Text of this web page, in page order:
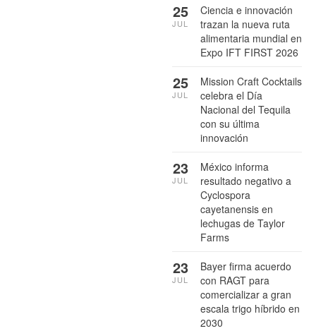
Ciencia e innovación
trazan la nueva ruta
alimentaria mundial en
Expo IFT FIRST 2026
25
JUL
Mission Craft Cocktails
celebra el Día
Nacional del Tequila
con su última
innovación
25
JUL
México informa
resultado negativo a
Cyclospora
cayetanensis en
lechugas de Taylor
Farms
23
JUL
Bayer firma acuerdo
con RAGT para
comercializar a gran
escala trigo híbrido en
2030
23
JUL